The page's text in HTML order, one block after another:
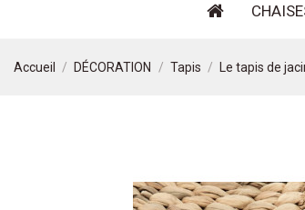
Accueil DÉCORATION Tapis Le tapis de